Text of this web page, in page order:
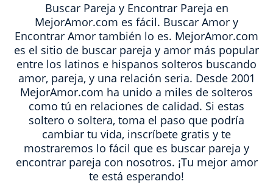
Buscar Pareja y Encontrar Pareja en
MejorAmor.com es fácil. Buscar Amor y
Encontrar Amor también lo es. MejorAmor.com
es el sitio de buscar pareja y amor más popular
entre los latinos e hispanos solteros buscando
amor, pareja, y una relación seria. Desde 2001
MejorAmor.com ha unido a miles de solteros
como tú en relaciones de calidad. Si estas
soltero o soltera, toma el paso que podría
cambiar tu vida, inscríbete gratis y te
mostraremos lo fácil que es buscar pareja y
encontrar pareja con nosotros. ¡Tu mejor amor
te está esperando!